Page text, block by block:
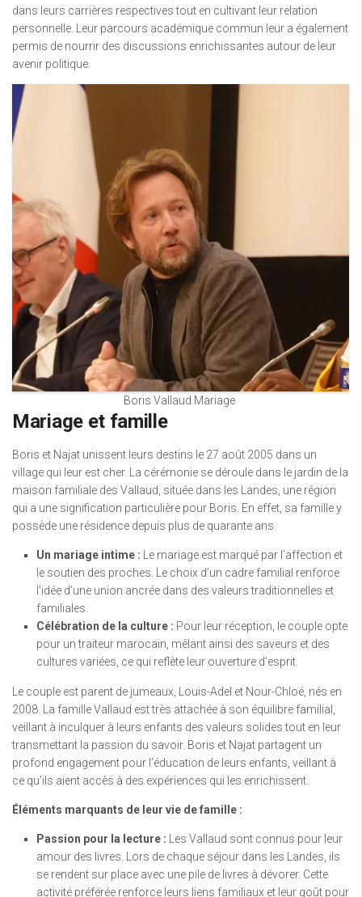
dans leurs carrières respectives tout en cultivant leur relation
personnelle. Leur parcours académique commun leur a également
permis de nourrir des discussions enrichissantes autour de leur
avenir politique.
Boris Vallaud Mariage
Mariage et famille
Boris et Najat unissent leurs destins le 27 août 2005 dans un
village qui leur est cher. La cérémonie se déroule dans le jardin de la
maison familiale des Vallaud, située dans les Landes, une région
qui a une signification particulière pour Boris. En effet, sa famille y
possède une résidence depuis plus de quarante ans.
Un mariage intime : Le mariage est marqué par l’affection et
le soutien des proches. Le choix d’un cadre familial renforce
l’idée d’une union ancrée dans des valeurs traditionnelles et
familiales.
Célébration de la culture : Pour leur réception, le couple opte
pour un traiteur marocain, mêlant ainsi des saveurs et des
cultures variées, ce qui reflète leur ouverture d’esprit.
Le couple est parent de jumeaux, Louis-Adel et Nour-Chloé, nés en
2008. La famille Vallaud est très attachée à son équilibre familial,
veillant à inculquer à leurs enfants des valeurs solides tout en leur
transmettant la passion du savoir. Boris et Najat partagent un
profond engagement pour l’éducation de leurs enfants, veillant à
ce qu’ils aient accès à des expériences qui les enrichissent.
Éléments marquants de leur vie de famille :
Passion pour la lecture : Les Vallaud sont connus pour leur
amour des livres. Lors de chaque séjour dans les Landes, ils
se rendent sur place avec une pile de livres à dévorer. Cette
activité préférée renforce leurs liens familiaux et leur goût pour